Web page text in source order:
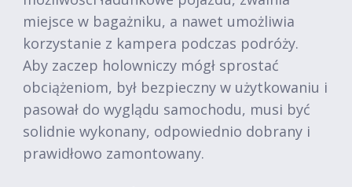
miejsce w bagażniku, a nawet umożliwia
korzystanie z kampera podczas podróży.
Aby zaczep holowniczy mógł sprostać
obciążeniom, był bezpieczny w użytkowaniu i
pasował do wyglądu samochodu, musi być
solidnie wykonany, odpowiednio dobrany i
prawidłowo zamontowany.